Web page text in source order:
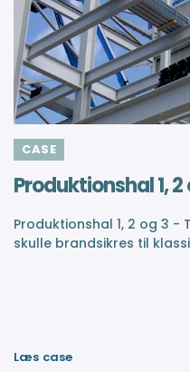
CASE
Produktionshal 1, 2
Produktionshal 1, 2 og 3 -
skulle brandsikres til
Læs case